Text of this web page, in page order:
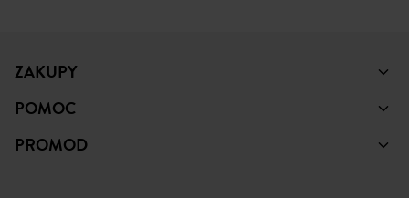
ZAKUPY
POMOC
PROMOD